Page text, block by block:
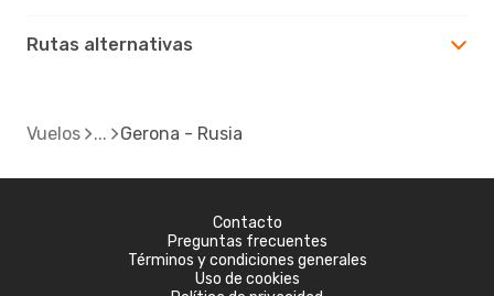
Rutas alternativas
Vuelos Gerona - Rusia
Contacto
Preguntas frecuentes
Términos y condiciones generales
Uso de cookies